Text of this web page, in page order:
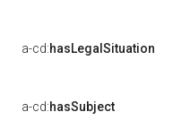
a-cd:hasLegalSituation
a-cd:hasSubject